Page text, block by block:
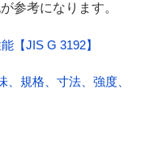
参考になります。
【JIS G 3192】
規格、寸法、強度、